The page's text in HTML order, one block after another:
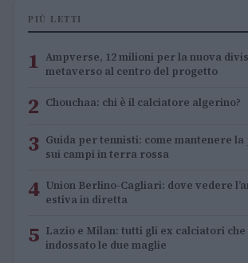
PIÙ LETTI
1 Ampverse, 12 milioni per la nuova
metaverso al centro del progetto
2 Chouchaa: chi è il calciatore algerino?
3 Guida per tennisti: come mantenere
sui campi in terra rossa
4 Union Berlino-Cagliari: dove vedere
estiva in diretta
5 Lazio e Milan: tutti gli ex calciatori che
indossato le due maglie